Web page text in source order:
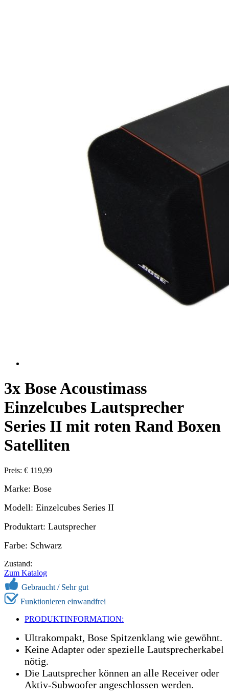
3x Bose Acoustimass
Einzelcubes Lautsprecher
Series II mit roten Rand Boxen
Satelliten
Preis: € 119,99
Marke: Bose
Modell: Einzelcubes Series II
Produktart: Lautsprecher
Farbe: Schwarz
Zustand:
Zum Katalog
Gebraucht / Sehr gut
Funktionieren einwandfrei
PRODUKTINFORMATION:
Ultrakompakt, Bose Spitzenklang wie gewöhnt.
Keine Adapter oder spezielle Lautsprecherkabel
nötig.
Die Lautsprecher können an alle Receiver oder
Aktiv-Subwoofer angeschlossen werden.